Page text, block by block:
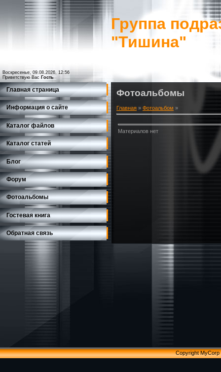
Воскресенье, 09.08.2026, 12:56
Приветствую Вас Гость
Группа
"Тишина"
Главная страница
Информация о сайте
Каталог файлов
Каталог статей
Блог
Форум
Фотоальбомы
Гостевая книга
Обратная связь
Фотоальбомы
Главная » Фотоальбом »
Материалов нет
Copyright MyCorp